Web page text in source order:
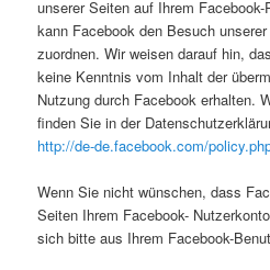
unserer Seiten auf Ihrem
kann Facebook den Besuch
zuordnen. Wir weisen darauf hin,
keine Kenntnis vom Inhalt der
Nutzung durch Facebook erhalten.
finden Sie in der
http://de-de.facebook.com/
Wenn Sie nicht wünschen, dass
Seiten Ihrem Facebook-
sich bitte aus Ihrem Facebook-